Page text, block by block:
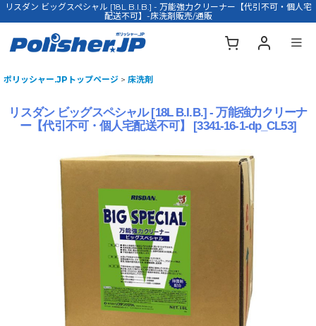
リスダン ビッグスペシャル [18L B.I.B.] - 万能強力クリーナー【代引不可・個人宅
配送不可】-床洗剤販売/通販
ポリッシャー.JPトップページ > 床洗剤
リスダン ビッグスペシャル [18L B.I.B.] - 万能強力クリーナ
ー【代引不可・個人宅配送不可】
[3341-16-1-dp_CL53]